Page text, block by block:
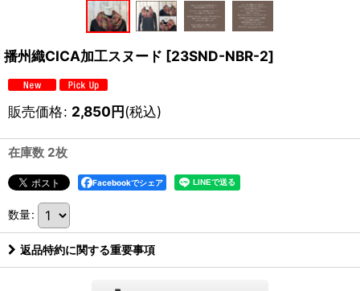
播州織CICA加工スヌード [23SND-NBR-2]
販売価格: 2,850円(税込)
在庫数 2枚
Facebookでシェア
数量:
返品特約に関する重要事項